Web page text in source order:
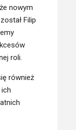
nowym
Filip
roli.
również